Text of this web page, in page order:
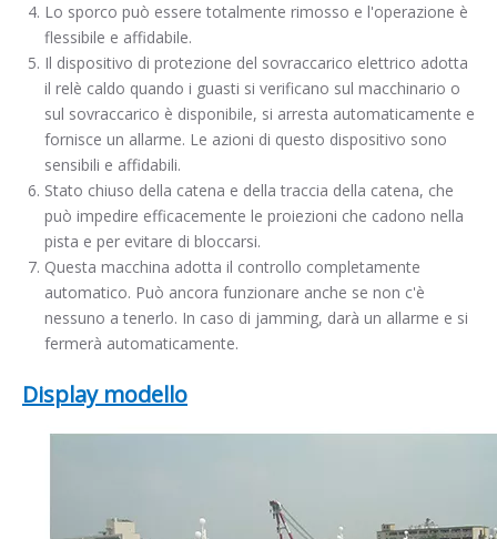
Lo sporco può essere totalmente rimosso e l'operazione è
flessibile e affidabile.
Il dispositivo di protezione del sovraccarico elettrico adotta
il relè caldo quando i guasti si verificano sul macchinario o
sul sovraccarico è disponibile, si arresta automaticamente e
fornisce un allarme. Le azioni di questo dispositivo sono
sensibili e affidabili.
Stato chiuso della catena e della traccia della catena, che
può impedire efficacemente le proiezioni che cadono nella
pista e per evitare di bloccarsi.
Questa macchina adotta il controllo completamente
automatico. Può ancora funzionare anche se non c'è
nessuno a tenerlo. In caso di jamming, darà un allarme e si
fermerà automaticamente.
Display modello